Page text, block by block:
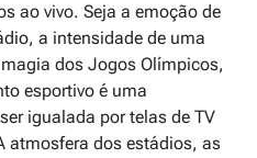
ao vivo. Seja a emoção de
a intensidade de uma
dos Jogos Olímpicos,
esportivo é uma
igualada por telas de TV
atmosfera dos estádios, as